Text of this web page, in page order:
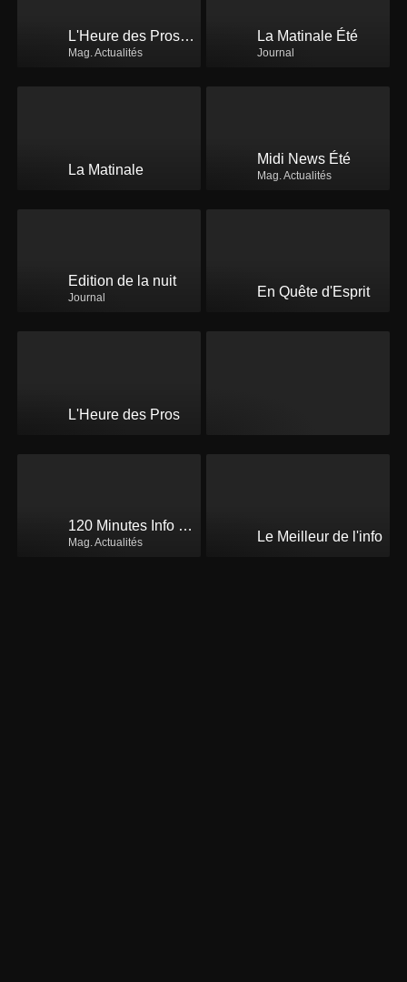
L'Heure des Pros 2 Été
Mag. Actualités
La Matinale Été
Journal
La Matinale
Midi News Été
Mag. Actualités
Edition de la nuit
Journal En Quête d'Esprit
L'Heure des Pros
120 Minutes Info été
Mag. Actualités Le Meilleur de l'info